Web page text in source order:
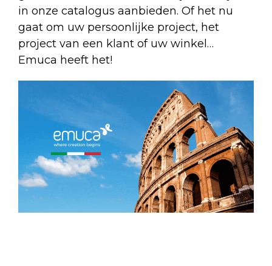
in onze catalogus aanbieden. Of het nu
gaat om uw persoonlijke project, het
project van een klant of uw winkel…
Emuca heeft het!